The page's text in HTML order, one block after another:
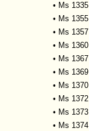
• Ms 1335
• Ms 1355
• Ms 1357
• Ms 1360
• Ms 1367
• Ms 1369
• Ms 1370
• Ms 1372
• Ms 1373
• Ms 1374